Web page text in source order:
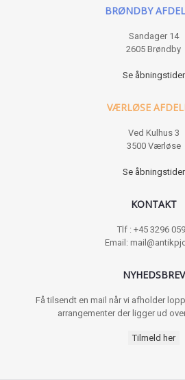
BRØNDBY
Sandager 14
2605 Brøndby
Se åbningstider
VÆRLØSE
Ved Kulhus 3
3500 Værløse
Se åbningstider
KONTAKT
Tlf : +45 3296
Email:
NYHEDSBREV
Få tilsendt en mail når vi afholder
arrangementer der ligger ud
Tilmeld her